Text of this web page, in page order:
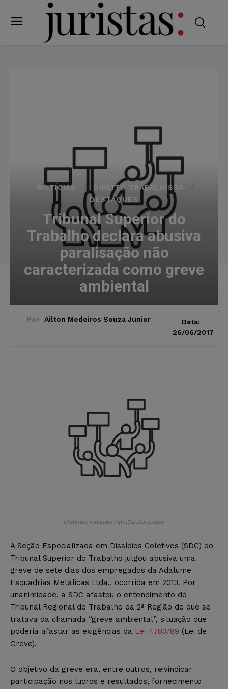
NOTÍCIAS
DIREITO TRABALHISTA
DESTAQUES
Tribunal Superior do
Trabalho declara abusiva
paralisação não
caracterizada como greve
ambiental
Por Ailton Medeiros Souza Junior
Data:
26/06/2017
Créditos: matsabe / shutterstock.com
A Seção Especializada em Dissídios Coletivos (SDC) do
Tribunal Superior do Trabalho julgou abusiva uma
greve de sete dias dos empregados da Adalume
Esquadrias Metálicas Ltda., ocorrida em 2013. Por
unanimidade, a SDC afastou o entendimento do
Tribunal Regional do Trabalho da 2ª Região de que se
tratava da chamada “greve ambiental”, situação que
poderia afastar as exigências da Lei 7.783/89 (Lei de
Greve).
O objetivo da greve era, entre outros, reivindicar
participação nos lucros e resultados, fornecimento